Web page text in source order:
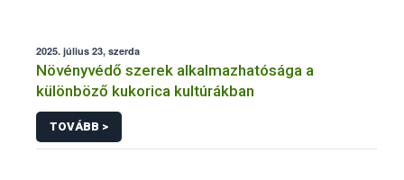
2025. július 23, szerda
Növényvédő szerek alkalmazhatósága a
különböző kukorica kultúrákban
TOVÁBB >